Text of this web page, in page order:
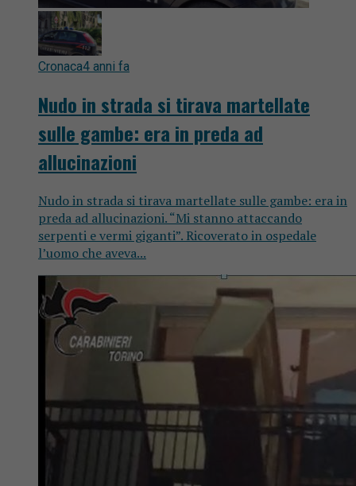
Cronaca4 anni fa
Nudo in strada si tirava martellate
sulle gambe: era in preda ad
allucinazioni
Nudo in strada si tirava martellate sulle gambe: era in
preda ad allucinazioni. “Mi stanno attaccando
serpenti e vermi giganti”. Ricoverato in ospedale
l’uomo che aveva...